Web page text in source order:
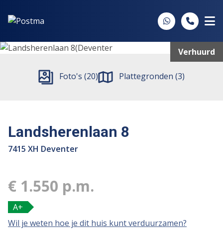
Verhuurd
Foto's (20) Plattegronden (3)
Landsherenlaan 8
7415 XH Deventer
€ 1.550 p.m.
A+
Wil je weten hoe je dit huis kunt verduurzamen?